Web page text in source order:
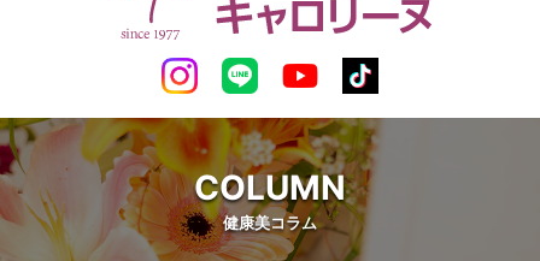
COLUMN
健康美コラム